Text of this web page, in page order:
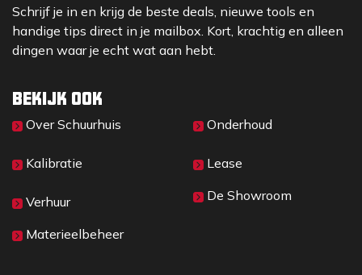
Schrijf je in en krijg de beste deals, nieuwe tools en
handige tips direct in je mailbox. Kort, krachtig en alleen
dingen waar je echt wat aan hebt.
Bekijk ook
Over Sc​huurhuis
Kalibratie
Verhuur
Materieelbeheer
Onderhoud
Lease
De Showroom